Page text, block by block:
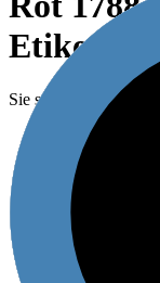
Sie sind hier: »
Für gestrichene
0%
Farbton
0%
Schnell
0%
Umschlagen